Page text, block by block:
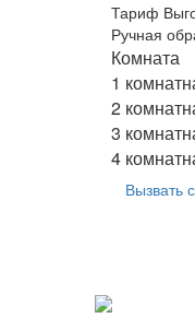
Тариф
Ручная
Комната
1
2
3
4
Вызвать